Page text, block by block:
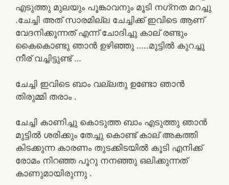
എടുത്തു മുലയും പൂങ്കാവനും മൂടി നഗ്‌നത മറച്ചു
.ചേച്ചി അത് സാരമില്ല ചേച്ചിക്ക് ഇവിടെ ആണ്
വേദനിക്കുന്നത് എന്ന് ചോദിച്ചു കാല് രണ്ടും
കൈകൊണ്ടു ഞാൻ ഉഴിഞ്ഞു …..മുട്ടിൽ കുറച്ചു
നീര് വച്ചിട്ടുണ്ട് …
ചേച്ചി ഇവിടെ ബാം വല്ലതു ഉണ്ടോ ഞാൻ
തിരുമ്മി തരാം .
ചേച്ചി കാണിച്ചു കൊടുത്ത ബാം എടുത്തു ഞാൻ
മുട്ടിൽ ശരിക്കും തേച്ചു കൊണ്ട് കാല് അകത്തി
കിടക്കുന്ന കാരണം തുടക്കിടയിൽ കൂടി എനിക്ക്
രോമം നിറഞ്ഞ പൂറു നനഞ്ഞു ഒലിക്കുന്നത്
കാണുമായിരുന്നു .